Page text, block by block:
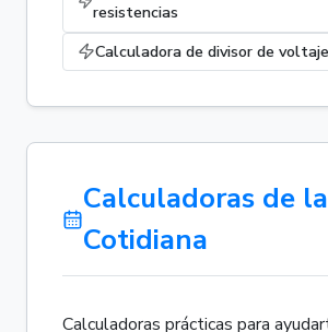
resistencias
Calculadora de divisor de voltaje
Calculadoras de
Cotidiana
Calculadoras prácticas para